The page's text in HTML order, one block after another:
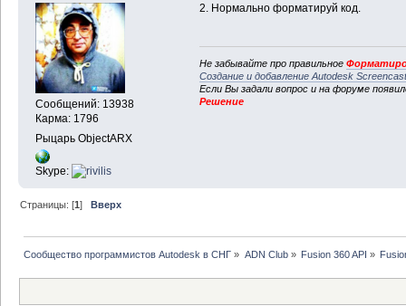
Сообщений: 13938
Карма: 1796
Рыцарь ObjectARX
Skype:
2. Нормально форматируй код.
Не забывайте про правильное
Создание и добавление Autodesk
Если Вы задали вопрос и на форуме
Решение
Страницы: [1]Вверх
Сообщество программистов Autodesk в СНГ » ADN Club» Fusion 360 API »